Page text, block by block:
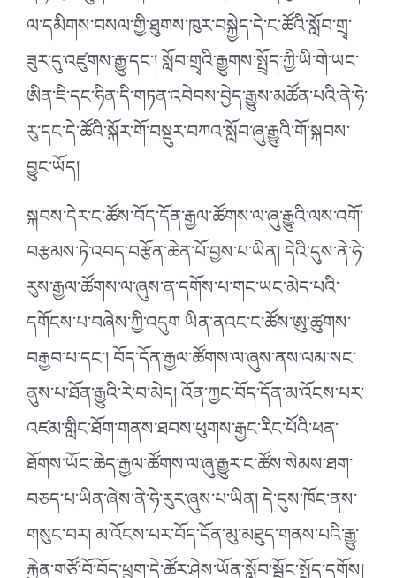
ལ་དམིགས་བསལ་གྱི་ཐུགས་ཁུར་བསྐྱེད་དེ་ང་ཚོའི་སློབ་གྲྭ་
ཟུར་དུ་འཛུགས་རྒྱུ་དང༌། སློབ་གྲྭའི་རྒྱུགས་སྤྲོད་ཀྱི་ཡི་གེ་ཡང་
ཨིན་ཇི་དང་ཧིན་དི་གཏན་འབེབས་བྱེད་རྒྱུས་མཚོན་པའི་ནེ་ཧེ་
རུ་དང་དེ་ཚོའི་སྐོར་གོ་བསྡུར་བཀའ་སློབ་ཞུ་རྒྱུའི་གོ་སྐབས་
བྱུང་ཡོད།
སྐབས་དེར་ང་ཚོས་བོད་དོན་རྒྱལ་ཚོགས་ལ་ཞུ་རྒྱུའི་ལས་འགོ་
བརྩམས་ཏེ་འབད་བརྩོན་ཆེན་པོ་བྱས་པ་ཡིན། དེའི་དུས་ནེ་ཧེ་
རུས་རྒྱལ་ཚོགས་ལ་ཞུས་ན་དགོས་པ་གང་ཡང་མེད་པའི་
དགོངས་པ་བཞེས་ཀྱི་འདུག ཡིན་ནའང་ང་ཚོས་ཨུ་ཚུགས་
བརྒྱབ་པ་དང༌། བོད་དོན་རྒྱལ་ཚོགས་ལ་ཞུས་ནས་ལམ་སང་
ནུས་པ་ཐོན་རྒྱུའི་རེ་བ་མེད། འོན་ཀྱང་བོད་དོན་མ་འོངས་པར་
འཛམ་གླིང་ཐོག་གནས་ཐབས་ཕུགས་རྒྱང་རིང་པོའི་ཕན་
ཐོགས་ཡོང་ཆེད་རྒྱལ་ཚོགས་ལ་ཞུ་རྒྱུར་ང་ཚོས་སེམས་ཐག་
བཅད་པ་ཡིན་ཞེས་ནེ་ཧེ་རུར་ཞུས་པ་ཡིན། དེ་དུས་ཁོང་ནས་
གསུང་བར། མ་འོངས་པར་བོད་དོན་མུ་མཐུད་གནས་པའི་རྒྱུ་